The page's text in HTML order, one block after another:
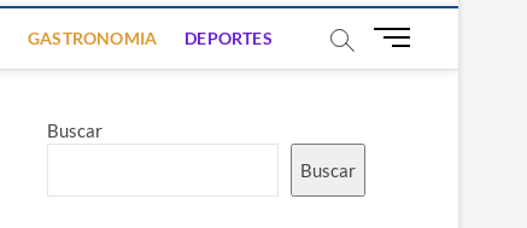
GASTRONOMIA DEPORTES
B
Buscar
Buscar